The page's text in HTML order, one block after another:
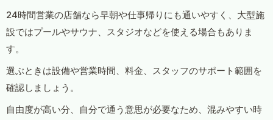
24時間営業の店舗なら早朝や仕事帰りにも通いやすく、大型施
設ではプールやサウナ、スタジオなどを使える場合もありま
す。
選ぶときは設備や営業時間、料金、スタッフのサポート範囲を
確認しましょう。
自由度が高い分、自分で通う意思が必要なため、混みやすい時